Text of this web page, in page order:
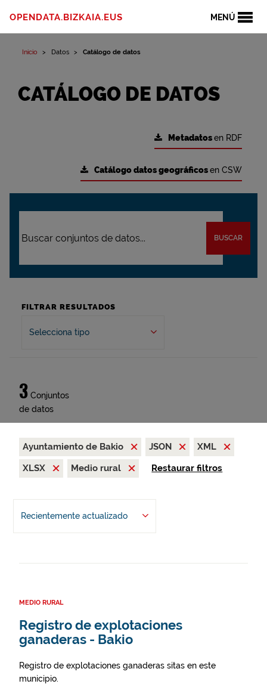
MENÚ
OPENDATA.BIZKAIA.EUS
Inicio Datos Catálogo de datos
CATÁLOGO DE DATOS
Metadatosen RDF
Catálogo datos geográficosen CSW
BUSCAR
FILTRAR RESULTADOS
Selecciona tipo
3 Conjuntos
de datos
Ayuntamiento de Bakio JSON
XML
XLSX
Medio rural Restaurar filtros
Recientemente actualizado
MEDIO RURAL
Registro de explotaciones
ganaderas - Bakio
Registro de explotaciones ganaderas sitas en este
municipio.